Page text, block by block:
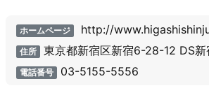
ホームページ http://
住所 東京都新宿区新宿6-28-12 DS新
電話番号 03-5155-5556